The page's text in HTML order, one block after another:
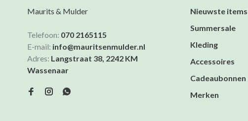
Maurits & Mulder
Telefoon: 070 2165115
E-mail: info@mauritsenmulder.nl
Adres: Langstraat 38, 2242 KM
Wassenaar
Nieuwste items
Summersale
Kleding
Accessoires
Cadeaubonnen
Merken